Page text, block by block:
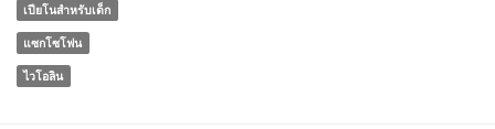
เปียโนสำหรับเด็ก
แซกโซโฟน
ไวโอลิน